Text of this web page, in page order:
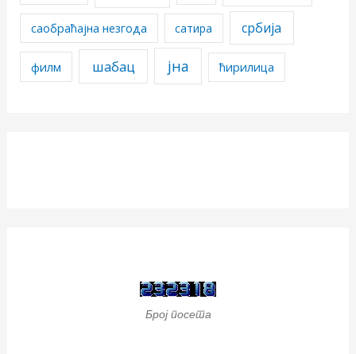
саобраћајна незгода сатира србија
филм шабац јна ћирилица
Број посета